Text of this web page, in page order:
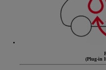
(Plug-in